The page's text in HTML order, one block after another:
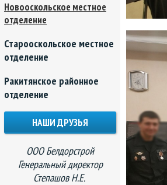
Новооскольское местное
отделение
Старооскольское местное
отделение
Ракитянское районное
отделение
НАШИ ДРУЗЬЯ
ООО Белдорстрой
Генеральный директор
Степашов Н.Е.